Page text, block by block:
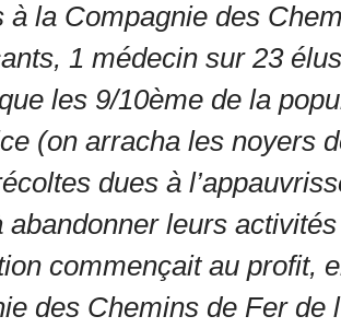
à la Compagnie des
1 médecin sur 23
les 9/10ème de la
(on arracha les noyers
dues à
abandonner leurs
commençait au profit,
des Chemins de Fer de